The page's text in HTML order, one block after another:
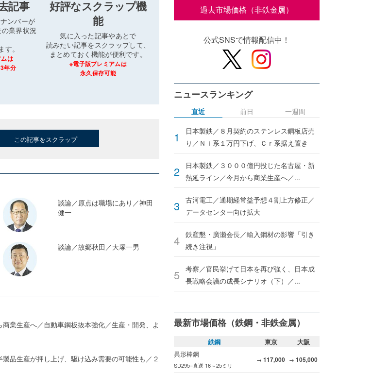
記事
ンバーが
業界状況
。
は
年分
好評なスクラップ機
能
気に入った記事やあとで
読みたい記事をスクラップして、
まとめておく機能が便利です。
※電子版プレミアムは
永久保存可能
この記事をスクラップ
談論／原点は職場にあり／神田
健一
談論／故郷秋田／大塚一男
業生産へ／自動車鋼板抜本強化／生産・開発、よ
品生産が押し上げ、駆け込み需要の可能性も／２
過去市場価格（非鉄金属）
公式SNSで情報配信中！
ニュースランキング
直近
日本製鉄／８月契約のステンレス鋼板店売
り／Ｎｉ系１万円下げ、Ｃｒ系据え置き
日本製鉄／３０００億円投じた名古屋・新
熱延ライン／今月から商業生産へ／...
古河電工／通期経常益予想４割上方修正／
データセンター向け拡大
鉄産懇・廣瀬会長／輸入鋼材の影響「引き
続き注視」
考察／官民挙げて日本を再び強く、日本成
長戦略会議の成長シナリオ（下）／...
前日 一週間
最新市場価格（鉄鋼・非鉄金属）
鉄鋼 東京
大阪
異形棒鋼
SD295=直送 16～25ミリ
→ 117,000 → 105,000